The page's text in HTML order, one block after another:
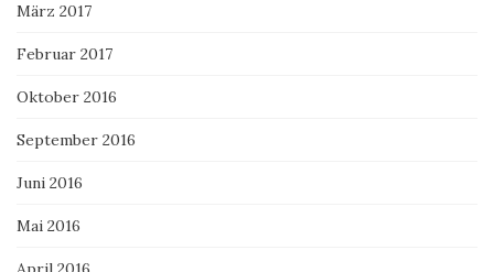
März 2017
Februar 2017
Oktober 2016
September 2016
Juni 2016
Mai 2016